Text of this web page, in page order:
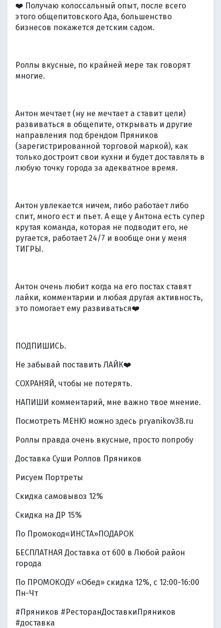
❤️ Получаю колоссальный опыт, после всего
этого общепитовского Ада, большенство
бизнесов покажется детским садом.
Роллы вкусные, по крайней мере так говорят
многие.
Антон мечтает (ну не мечтает а ставит цели)
развиваться в общепите, открывать и другие
направления под брендом Пряников
(зарегистрированной торговой маркой), как
только достроит свои кухни и будет доставлять в
любую точку города за адекватное время.
Антон увлекается ничем, либо работает либо
спит, много ест и пьет. А еще у Антона есть супер
крутая команда, которая не подводит его, не
ругается, работает 24/7 и вообще они у меня
ТИГРЫ.
Антон очень любит когда на его постах ставят
лайки, комментарии и любая другая активность,
это помогает ему развиваться❤️
ПОДПИШИСЬ.
Не забывай поставить ЛАЙК❤️
СОХРАНЯЙ, чтобы не потерять.
НАПИШИ комментарий, мне важно твое мнение.
Посмотреть МЕНЮ можно здесь pryanikov38.ru
Роллы правда очень вкусные, просто попробу
Доставка Суши Роллов Пряников
Рисуем Портреты
Скидка самовывоз 12%
Скидка на ДР 15%
По Промокод«ИНСТА»ПОДАРОК
БЕСПЛАТНАЯ Доставка от 600 в Любой район
города
По ПРОМОКОДУ «Обед» скидка 12%, с 12:00-16:00
Пн-Чт
#Пряников #РесторанДоставкиПряников
#доставка